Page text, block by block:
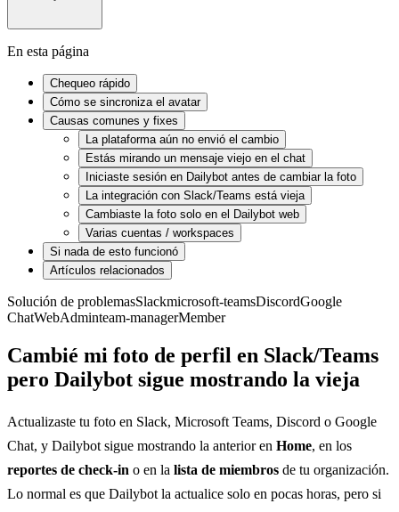
En esta página
Chequeo rápido
Cómo se sincroniza el avatar
Causas comunes y fixes
La plataforma aún no envió el cambio
Estás mirando un mensaje viejo en el chat
Iniciaste sesión en Dailybot antes de cambiar la foto
La integración con Slack/Teams está vieja
Cambiaste la foto solo en el Dailybot web
Varias cuentas / workspaces
Si nada de esto funcionó
Artículos relacionados
Solución de problemasSlackmicrosoft-teamsDiscordGoogle
ChatWebAdminteam-managerMember
Cambié mi foto de perfil en Slack/Teams
pero Dailybot sigue mostrando la vieja
Actualizaste tu foto en Slack, Microsoft Teams, Discord o Google
Chat, y Dailybot sigue mostrando la anterior en Home, en los
reportes de check-in o en la lista de miembros de tu organización.
Lo normal es que Dailybot la actualice solo en pocas horas, pero si